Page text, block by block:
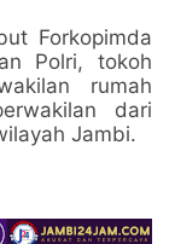
Forkopimda
Polri, tokoh
rumah
dari
Jambi.